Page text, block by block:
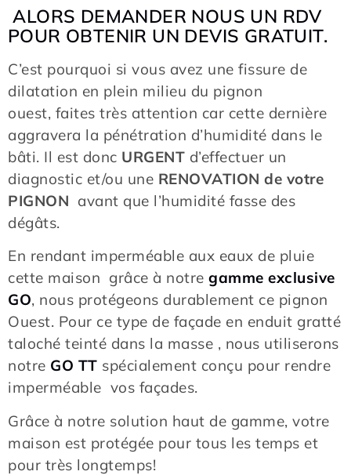
ALORS DEMANDER NOUS UN RDV
POUR OBTENIR UN DEVIS GRATUIT.
C’est pourquoi si vous avez une fissure de
dilatation en plein milieu du pignon
ouest, faites très attention car cette dernière
aggravera la pénétration d’humidité dans le
bâti. Il est donc URGENT d’effectuer un
diagnostic et/ou une RENOVATION de votre
PIGNON avant que l’humidité fasse des
dégâts.
En rendant imperméable aux eaux de pluie
cette maison grâce à notre gamme exclusive
GO, nous protégeons durablement ce pignon
Ouest. Pour ce type de façade en enduit gratté
taloché teinté dans la masse , nous utiliserons
notre GO TT spécialement conçu pour rendre
imperméable vos façades.
Grâce à notre solution haut de gamme, votre
maison est protégée pour tous les temps et
pour très longtemps!